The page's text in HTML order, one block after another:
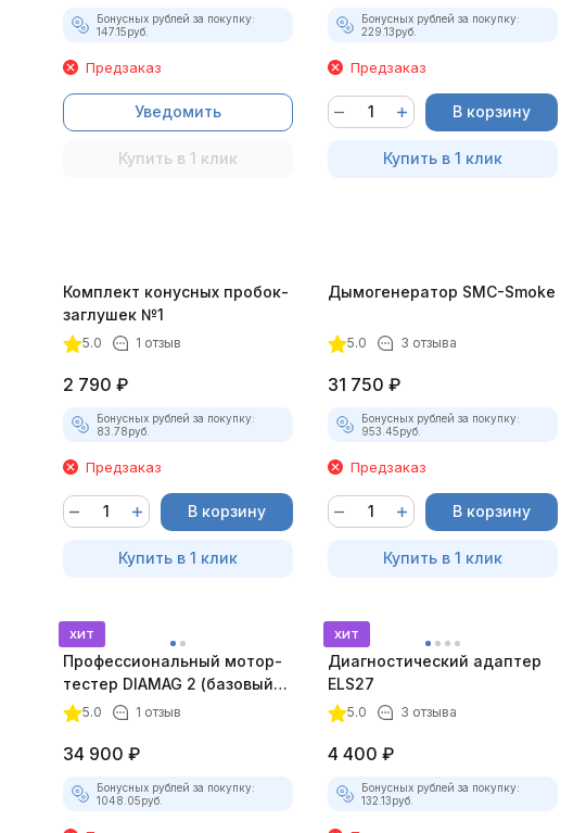
Бонусных рублей за покупку:
147.15руб.
Предзаказ
Уведомить
Купить в 1 клик
Бонусных рублей за покупку:
229.13руб.
Предзаказ
В корзину
Купить в 1 клик
Комплект конусных пробок-
заглушек №1
5.0 1 отзыв
2 790 ₽
Бонусных рублей за покупку:
83.78руб.
Предзаказ
В корзину
Купить в 1 клик
Дымогенератор SMC-Smoke
5.0 3 отзыва
31 750 ₽
Бонусных рублей за покупку:
953.45руб.
Предзаказ
В корзину
Купить в 1 клик
хит
Профессиональный мотор-
тестер DIAMAG 2 (базовый
комплект)
5.0 1 отзыв
34 900 ₽
Бонусных рублей за покупку:
1048.05руб.
хит
Диагностический адаптер
ELS27
5.0 3 отзыва
4 400 ₽
Бонусных рублей за покупку:
132.13руб.